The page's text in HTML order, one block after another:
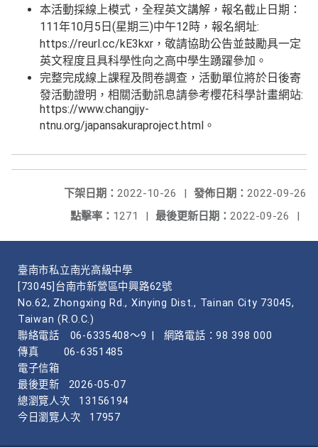
本活動採線上模式，全程英文講解，報名截止日期：
111年10月5日(星期三)中午12時，報名網址:
https://reurl.cc/kE3kxr，敬請協助公告並鼓勵具一定
英文程度且具科學性向之高中學生踴躍參加。
完整完成線上課程及問卷調查，活動單位將於日後寄
發活動證明，相關活動訊息請參考櫻花科學計畫網站:
https://www.changijy-
ntnu.org/japansakuraproject.html。
發佈日期： 2022-09-26
下架日期： 2022-10-26
|
最後更新日期： 2022-09-26 |
點擊率： 1271 |
臺南市私立南光高級中學
[73045]台南市新營區中興路62號
No.62, Zhongxing Rd., Xinying Dist., Tainan City 73045,
Taiwan (R.O.C.)
聯絡電話
06-6335408～9
網路電話：98 398 000
傳真
06-6351485
電子信箱
最後更新
2026-05-07
總瀏覽人次
13156194
今日瀏覽人次
17957